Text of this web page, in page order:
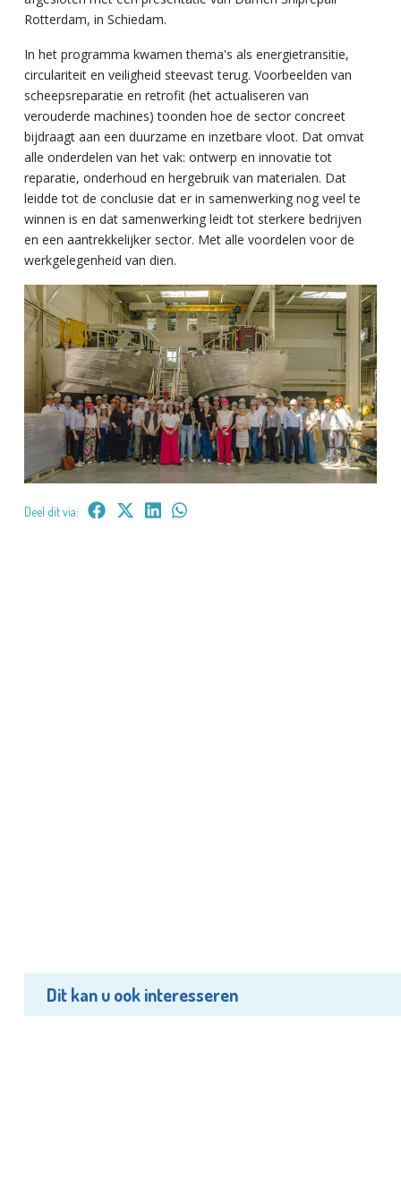
Rotterdam, in Schiedam.
In het programma kwamen thema's als energietransitie,
circulariteit en veiligheid steevast terug. Voorbeelden van
scheepsreparatie en retrofit (het actualiseren van
verouderde machines) toonden hoe de sector concreet
bijdraagt aan een duurzame en inzetbare vloot. Dat omvat
alle onderdelen van het vak: ontwerp en innovatie tot
reparatie, onderhoud en hergebruik van materialen. Dat
leidde tot de conclusie dat er in samenwerking nog veel te
winnen is en dat samenwerking leidt tot sterkere bedrijven
en een aantrekkelijker sector. Met alle voordelen voor de
werkgelegenheid van dien.
Deel dit via:
Dit kan u ook interesseren